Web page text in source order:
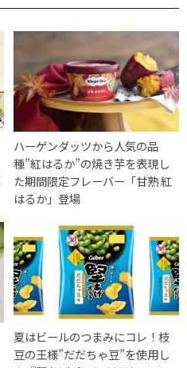
ハーゲンダッツから人気の品
種”紅はるか”の焼き芋を表現し
た期間限定フレーバー「甘熟 紅
はるか」登場
夏はビールのつまみにコレ！枝
豆の王様”だだちゃ豆”を使用し